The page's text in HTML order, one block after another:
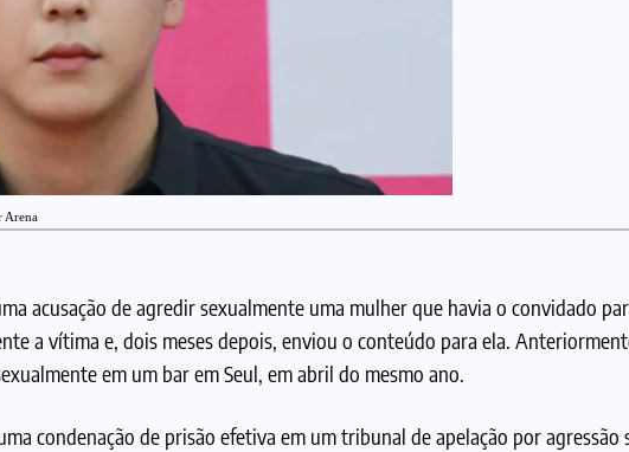
Arena
acusação de agredir sexualmente uma mulher que havia o convidado
a vítima e, dois meses depois, enviou o conteúdo para ela.
em um bar em Seul, em abril do mesmo ano.
condenação de prisão efetiva em um tribunal de apelação por agressão